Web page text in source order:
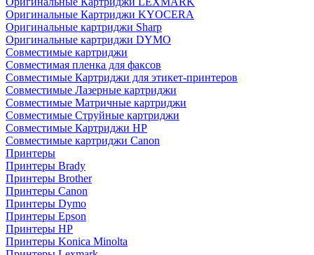
Оригинальные Картриджи KYOCERA
Оригинальные картриджи Sharp
Оригинальные картриджи DYMO
Совместимые картриджи
Совместимая пленка для факсов
Совместимые Картриджи для этикет-принтеров
Совместимые Лазерные картриджи
Совместимые Матричные картриджи
Совместимые Струйные картриджи
Совместимые Картриджи HP
Совместимые картриджи Canon
Принтеры
Принтеры Brady
Принтеры Brother
Принтеры Canon
Принтеры Dymo
Принтеры Epson
Принтеры HP
Принтеры Konica Minolta